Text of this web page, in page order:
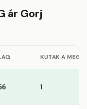
ár Gorj
KUTAK A
1